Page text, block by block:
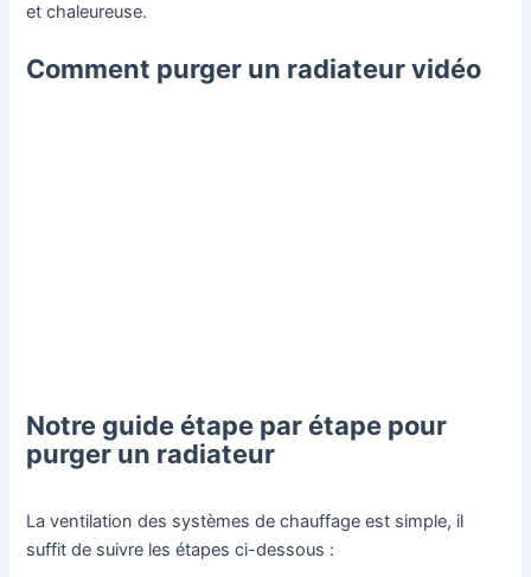
et chaleureuse.
Comment purger un radiateur vidéo
Notre guide étape par étape pour
purger un radiateur
La ventilation des systèmes de chauffage est simple, il
suffit de suivre les étapes ci-dessous :